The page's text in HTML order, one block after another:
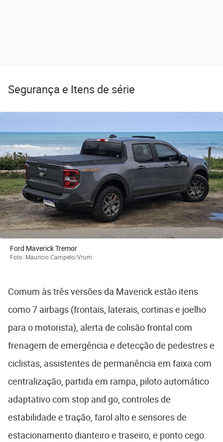
Segurança e Itens de série
Ford Maverick Tremor
Foto: Mauricio Campelo/Vrum
Comum às três versões da Maverick estão itens
como 7 airbags (frontais, laterais, cortinas e joelho
para o motorista), alerta de colisão frontal com
frenagem de emergência e detecção de pedestres e
ciclistas, assistentes de permanência em faixa com
centralização, partida em rampa, piloto automático
adaptativo com stop and go, controles de
estabilidade e tração, farol alto e sensores de
estacionamento dianteiro e traseiro, e ponto cego.